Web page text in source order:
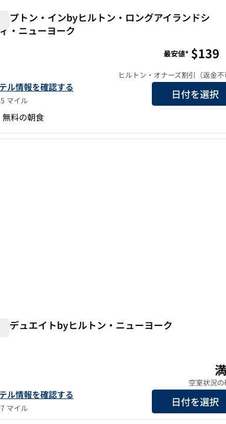
見る
ンプトン・インbyヒルトン・ロングアイランドシ
・ニューヨーク
プトン・インbyヒルトン・ロングアイランドシティ・ニュ
ル情報を確認する
マイル
最安値* $139
ヒルトン・オナーズ割引（返金不
日付を選択
無料の朝食
の詳細を見る
1
ラデュエイトbyヒルトン・ニューヨーク
デュエイトbyヒルトン New Yorkのホテルの詳細を見る
ル情報を確認する
マイル
空室状況
日付を選択
1